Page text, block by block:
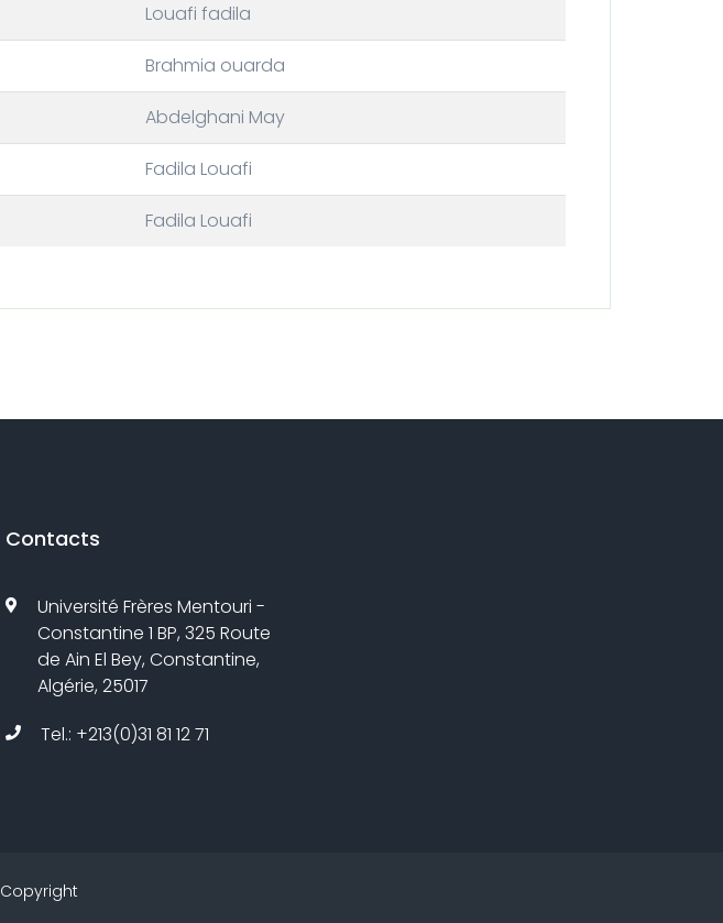
Louafi fadila
Brahmia ouarda
Abdelghani May
Fadila Louafi
Fadila Louafi
Contacts
Université Frères Mentouri -
Constantine 1 BP, 325 Route
de Ain El Bey, Constantine,
Algérie, 25017
Tel.: +213(0)31 81 12 71
Copyright